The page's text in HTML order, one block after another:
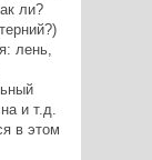
ли?
лень,
и т.д.
в этом